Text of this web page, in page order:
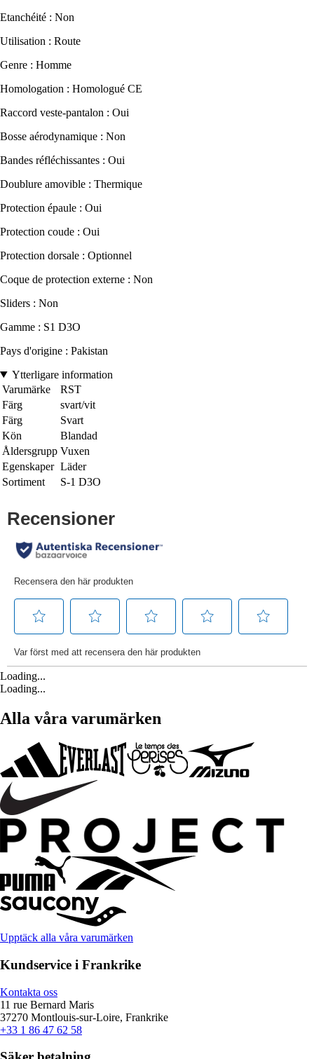
Etanchéité : Non
Utilisation : Route
Genre : Homme
Homologation : Homologué CE
Raccord veste-pantalon : Oui
Bosse aérodynamique : Non
Bandes réfléchissantes : Oui
Doublure amovible : Thermique
Protection épaule : Oui
Protection coude : Oui
Protection dorsale : Optionnel
Coque de protection externe : Non
Sliders : Non
Gamme : S1 D3O
Pays d'origine : Pakistan
Ytterligare information
Varumärke
RST
Färg
svart/vit
Färg
Svart
Kön
Blandad
Åldersgrupp Vuxen
Egenskaper Läder
Sortiment
S-1 D3O
Loading...
Loading...
Alla våra varumärken
Upptäck alla våra varumärken
Kundservice i Frankrike
Kontakta oss
11 rue Bernard Maris
37270 Montlouis-sur-Loire, Frankrike
+33 1 86 47 62 58